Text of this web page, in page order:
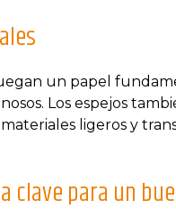
un papel
Los espejos
ligeros y
clave para un